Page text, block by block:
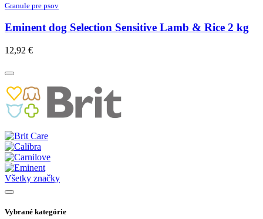
Granule pre psov
Eminent dog Selection Sensitive Lamb & Rice 2 kg
12,92 €
Všetky značky
Vybrané kategórie